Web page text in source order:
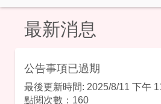
最新消息
公告事項已過期
最後更新時間: 2025/8/11 下午
點閱次數：160